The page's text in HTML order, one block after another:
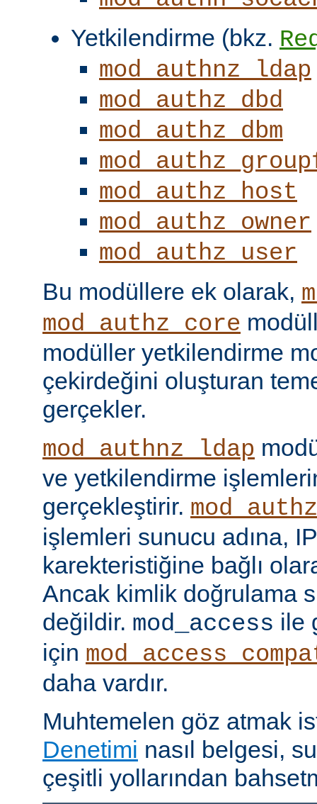
Yetkilendirme (bkz.
mod_authnz_ldap
mod_authz_dbd
mod_authz_dbm
mod_authz_host
mod_authz_owner
mod_authz_user
Bu modüllere ek olarak,
mod_authz_core
modüller yetkilendirme
çekirdeğini oluşturan
gerçekler.
mod_authnz_ldap
ve yetkilendirme
gerçekleştirir.
işlemleri sunucu adına,
karekteristiğine bağlı
Ancak kimlik doğrulama
değildir. mod_access ile
için
daha vardır.
Muhtemelen göz atmak
Denetimi nasıl belgesi,
çeşitli yollarından